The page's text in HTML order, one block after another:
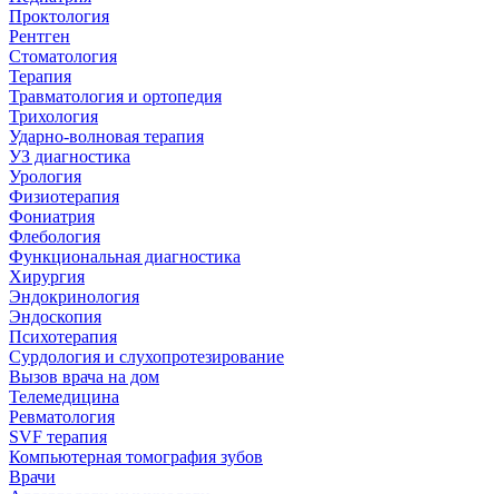
Проктология
Рентген
Стоматология
Терапия
Травматология и ортопедия
Трихология
Ударно-волновая терапия
УЗ диагностика
Урология
Физиотерапия
Фониатрия
Флебология
Функциональная диагностика
Хирургия
Эндокринология
Эндоскопия
Психотерапия
Сурдология и слухопротезирование
Вызов врача на дом
Телемедицина
Ревматология
SVF терапия
Компьютерная томография зубов
Врачи